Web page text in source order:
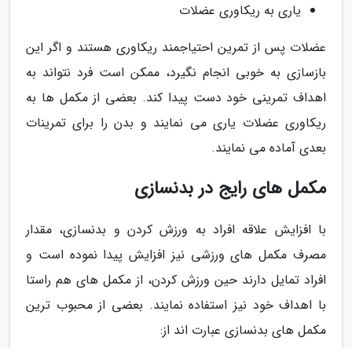
یاری به ریکاوری عضلات
عضلات پس از تمرین احتیاجمند ریکاوری هستند و اگر این
بازسازی به خوبی انجام نگیرد، ممکن است فرد نتواند به
اهداف تمرینی خود دست پیدا کند. بعضی از مکمل ها به
ریکاوری عضلات یاری می نمایند و بدن را برای تمرینات
بعدی آماده می نمایند.
مکمل های رایج در بدنسازی
با افزایش علاقه افراد به ورزش کردن و بدنسازی، مقدار
مصرف مکمل های ورزشی نیز افزایش پیدا نموده است و
افراد تمایل دارند حین ورزش کردن، از مکمل های هم راستا
با اهداف خود نیز استفاده نمایند. بعضی از محبوب ترین
مکمل های بدنسازی عبارت اند از: